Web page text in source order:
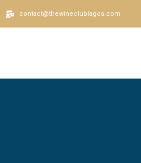
contact@thewineclublagos.com